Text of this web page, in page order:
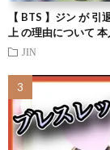
【 BTS 】ジン が
上 の理由について
JIN